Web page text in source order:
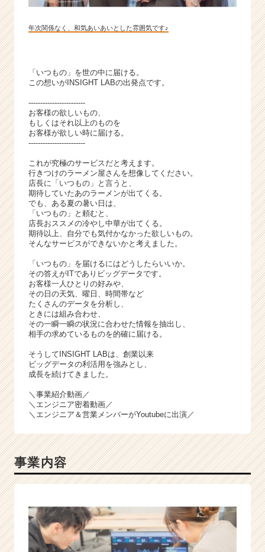
か
ウ
届
く
就
サ
イ
ト
チ
ア
キ
ャ
リ
ア
（C
h
e
e
r
C
a
r
e
r）
年次関係なく、和気あいあいとした雰囲気です♪
「いつもの」を世の中に届ける。
この想いがINSIGHT LABの出発点です。
------------------------
お客様の欲しいもの、
もしくはそれ以上のものを
お客様が欲しい時に届ける。
------------------------
これが究極のサービスだと考えます。
行きつけのラーメン屋さんを想像してください。
店長に「いつもの」と言うと、
期待していたあのラーメンが出てくる。
でも、ある夏の暑い日は、
「いつもの」と頼むと、
店長おススメの冷やし中華が出てくる。
期待以上、自分でも気付かなかった欲しいもの。
そんなサービスができないかと考えました。
「いつもの」を届けるにはどうしたらいいか。
その答えがITでありビッグデータです。
お客様一人ひとりの好みや、
その日の天気、曜日、時間帯など
たくさんのデータを分析し、
ときには組み合わせ、
その一瞬一瞬の状況に合わせた情報を抽出し、
相手の求めているものを的確に届ける。
そうしてINSIGHT LABは、創業以来
ビッグデータの利活用を強みとし、
成長を続けてきました。
＼事業紹介動画／
＼エンジニア密着動画／
＼エンジニア＆営業メンバーがYoutubeに出演／
事業内容